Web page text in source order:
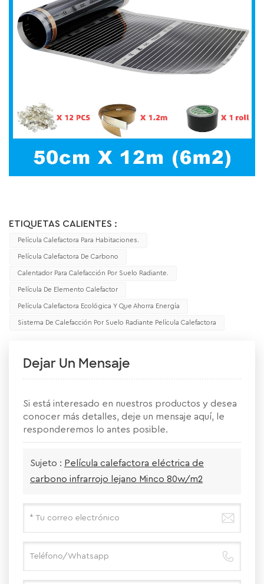
ETIQUETAS CALIENTES :
Película Calefactora Para Habitaciones.
Película Calefactora De Carbono
Calentador Para Calefacción Por Suelo Radiante.
Película De Elemento Calefactor
Película Calefactora Ecológica Y Que Ahorra Energía
Sistema De Calefacción Por Suelo Radiante Película Calefactora
Dejar Un Mensaje
Si está interesado en nuestros productos y desea
conocer más detalles, deje un mensaje aquí, le
responderemos lo antes posible.
Sujeto : Película calefactora eléctrica de
carbono infrarrojo lejano Minco 80w/m2